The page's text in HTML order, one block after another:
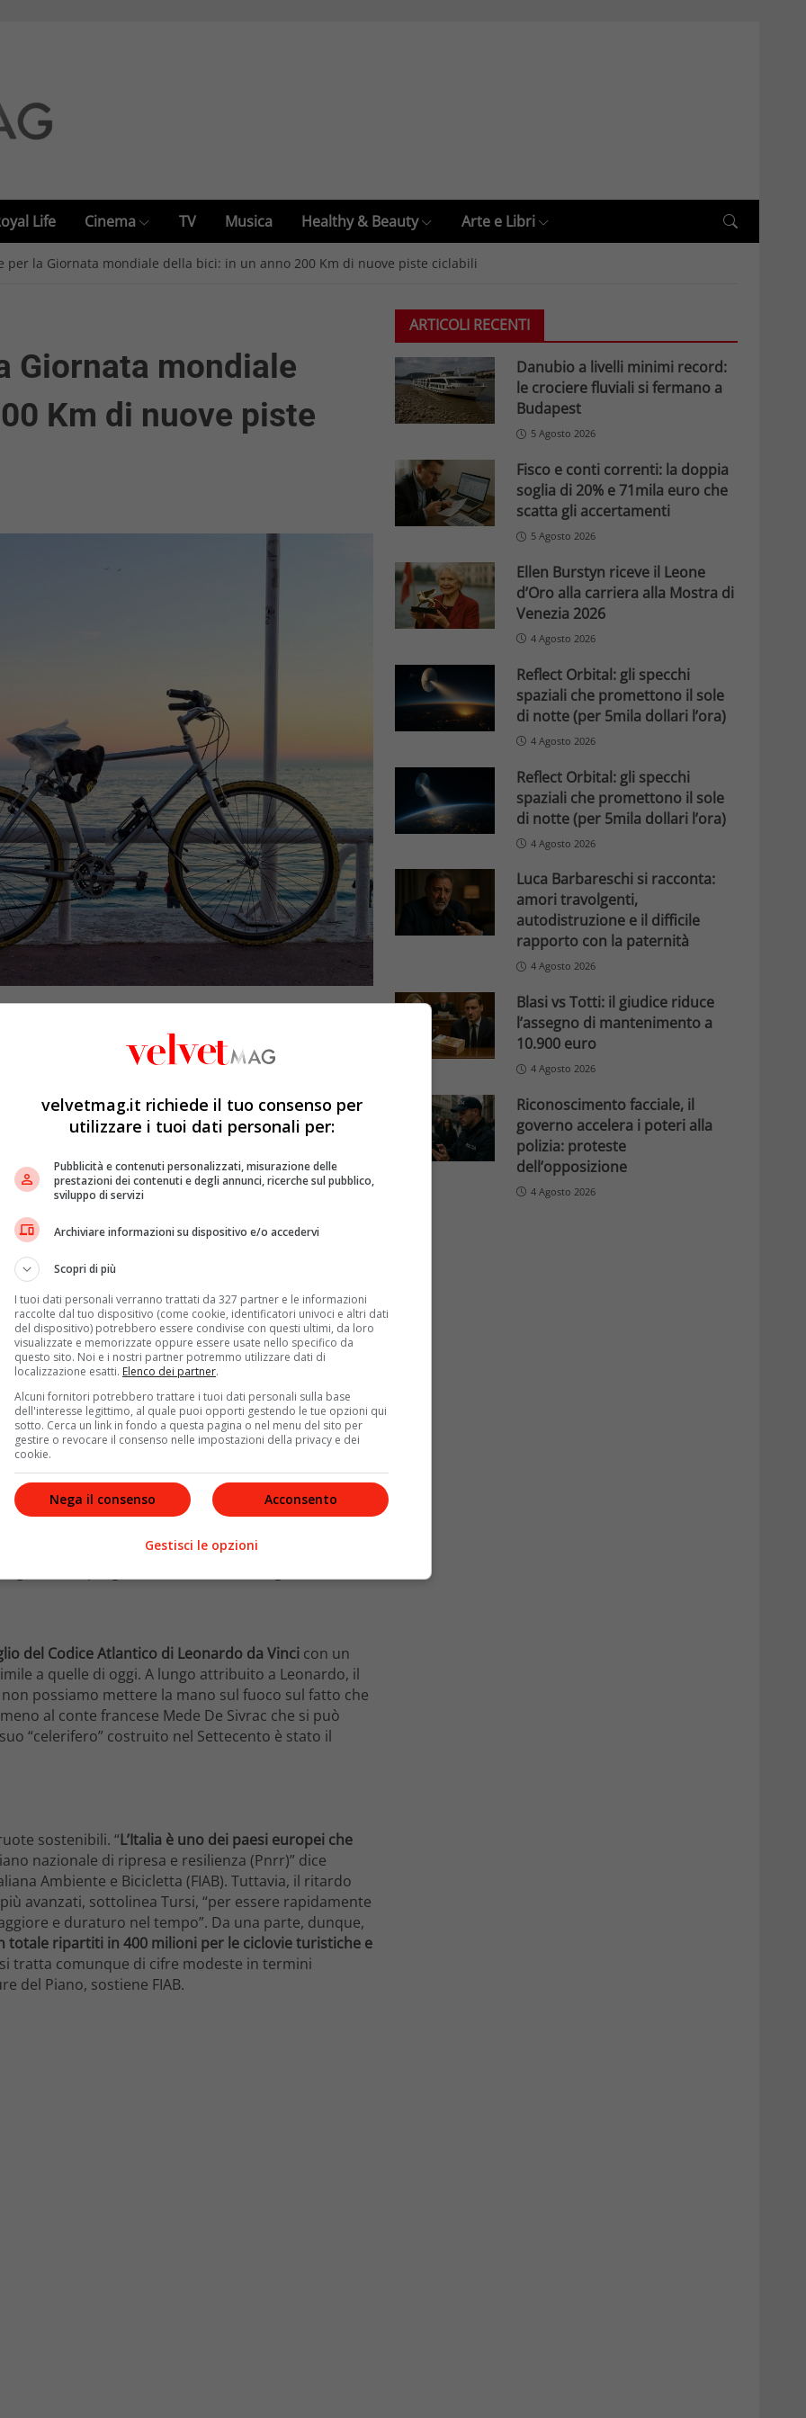
Life Cinema TV Musica Healthy & Beauty Arte e Libri
per la Giornata mondiale della bici: in un anno 200 Km di nuove piste ciclabili
Giornata mondiale
Km di nuove piste
, stabilita dall’Onu nel 2018. Che sia una
in città, la bicicletta è stata la protagonista
Secondo quanto riporta il Corriere della Sera,
di piste ciclabili in Italia. Nella sola Milano 35
pre-Covid).
e soprattutto grazie alle agevolazioni : il bonus bici
oltre 650mila veicoli sostenibili. Nelle loro
internazionalele Nazioni Unite sottolineano
. Non solo. Si tratta di un sistema di mobilità che
il consumo e la produzione sostenibile,
gli Stati membri a migliorare la sicurezza sulle
in un programma di mobilità integrata.
del Codice Atlantico di Leonardo da Vinci con un
a quelle di oggi. A lungo attribuito a Leonardo, il
possiamo mettere la mano sul fuoco sul fatto che
al conte francese Mede De Sivrac che si può
“celerifero” costruito nel Settecento è stato il
sostenibili. “L’Italia è uno dei paesi europei che
nazionale di ripresa e resilienza (Pnrr)” dice
Ambiente e Bicicletta (FIAB). Tuttavia, il ritardo
avanzati, sottolinea Tursi, “per essere rapidamente
e duraturo nel tempo”. Da una parte, dunque,
totale ripartiti in 400 milioni per le ciclovie turistiche e
tratta comunque di cifre modeste in termini
del Piano, sostiene FIAB.
ARTICOLI RECENTI
Danubio a livelli minimi record:
le crociere fluviali si fermano a
Budapest
5 Agosto 2026
Fisco e conti correnti: la doppia
soglia di 20% e 71mila euro che
scatta gli accertamenti
5 Agosto 2026
Ellen Burstyn riceve il Leone
d’Oro alla carriera alla Mostra di
Venezia 2026
4 Agosto 2026
Reflect Orbital: gli specchi
spaziali che promettono il sole
di notte (per 5mila dollari l’ora)
4 Agosto 2026
Reflect Orbital: gli specchi
spaziali che promettono il sole
di notte (per 5mila dollari l’ora)
4 Agosto 2026
Luca Barbareschi si racconta:
amori travolgenti,
autodistruzione e il difficile
rapporto con la paternità
4 Agosto 2026
Blasi vs Totti: il giudice riduce
l’assegno di mantenimento a
10.900 euro
4 Agosto 2026
Riconoscimento facciale, il
governo accelera i poteri alla
polizia: proteste
dell’opposizione
4 Agosto 2026
velvetmag.it richiede il tuo consenso per
utilizzare i tuoi dati personali per:
Pubblicità e contenuti personalizzati, misurazione delle
prestazioni dei contenuti e degli annunci, ricerche sul pubblico,
sviluppo di servizi
Archiviare informazioni su dispositivo e/o accedervi
Scopri di più
I tuoi dati personali verranno trattati da 327 partner e le informazioni
raccolte dal tuo dispositivo (come cookie, identificatori univoci e altri dati
del dispositivo) potrebbero essere condivise con questi ultimi, da loro
visualizzate e memorizzate oppure essere usate nello specifico da
questo sito. Noi e i nostri partner potremmo utilizzare dati di
localizzazione esatti. Elenco dei partner.
Alcuni fornitori potrebbero trattare i tuoi dati personali sulla base
dell'interesse legittimo, al quale puoi opporti gestendo le tue opzioni qui
sotto. Cerca un link in fondo a questa pagina o nel menu del sito per
gestire o revocare il consenso nelle impostazioni della privacy e dei
cookie.
Acconsento
Nega il consenso
Gestisci le opzioni